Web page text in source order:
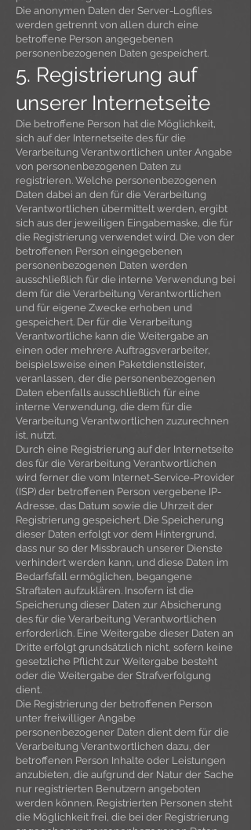
Die anonymen Daten der Server-Logfiles
werden getrennt von allen durch eine
betroffene Person angegebenen
personenbezogenen Daten gespeichert.
5. Registrierung auf
unserer Internetseite
Die betroffene Person hat die Möglichkeit,
sich auf der Internetseite des für die
Verarbeitung Verantwortlichen unter Angabe
von personenbezogenen Daten zu
registrieren. Welche personenbezogenen
Daten dabei an den für die Verarbeitung
Verantwortlichen übermittelt werden, ergibt
sich aus der jeweiligen Eingabemaske, die für
die Registrierung verwendet wird. Die von der
betroffenen Person eingegebenen
personenbezogenen Daten werden
ausschließlich für die interne Verwendung bei
dem für die Verarbeitung Verantwortlichen
und für eigene Zwecke erhoben und
gespeichert. Der für die Verarbeitung
Verantwortliche kann die Weitergabe an
einen oder mehrere Auftragsverarbeiter,
beispielsweise einen Paketdienstleister,
veranlassen, der die personenbezogenen
Daten ebenfalls ausschließlich für eine
interne Verwendung, die dem für die
Verarbeitung Verantwortlichen zuzurechnen
ist, nutzt.
Durch eine Registrierung auf der Internetseite
des für die Verarbeitung Verantwortlichen
wird ferner die vom Internet-Service-Provider
(ISP) der betroffenen Person vergebene IP-
Adresse, das Datum sowie die Uhrzeit der
Registrierung gespeichert. Die Speicherung
dieser Daten erfolgt vor dem Hintergrund,
dass nur so der Missbrauch unserer Dienste
verhindert werden kann, und diese Daten im
Bedarfsfall ermöglichen, begangene
Straftaten aufzuklären. Insofern ist die
Speicherung dieser Daten zur Absicherung
des für die Verarbeitung Verantwortlichen
erforderlich. Eine Weitergabe dieser Daten an
Dritte erfolgt grundsätzlich nicht, sofern keine
gesetzliche Pflicht zur Weitergabe besteht
oder die Weitergabe der Strafverfolgung
dient.
Die Registrierung der betroffenen Person
unter freiwilliger Angabe
personenbezogener Daten dient dem für die
Verarbeitung Verantwortlichen dazu, der
betroffenen Person Inhalte oder Leistungen
anzubieten, die aufgrund der Natur der Sache
nur registrierten Benutzern angeboten
werden können. Registrierten Personen steht
die Möglichkeit frei, die bei der Registrierung